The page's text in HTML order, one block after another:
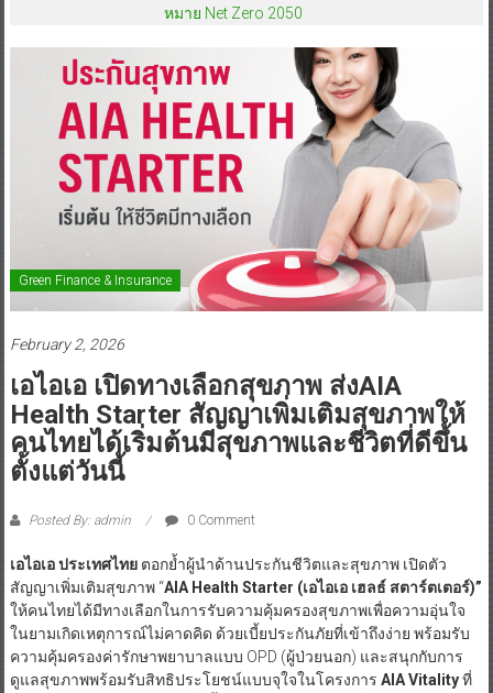
หมาย Net Zero 2050
Green Finance & Insurance
February 2, 2026
เอไอเอ เปิดทางเลือกสุขภาพ ส่งAIA
Health Starter สัญญาเพิ่มเติมสุขภาพให้
คนไทยได้เริ่มต้นมีสุขภาพและชีวิตที่ดีขึ้น
ตั้งแต่วันนี้
Posted By: admin 0 Comment
เอไอเอ ประเทศไทยตอกย้ำผู้นำด้านประกันชีวิตและสุขภาพ เปิดตัว
สัญญาเพิ่มเติมสุขภาพ “AIA Health Starter (เอไอเอ เฮลธ์ สตาร์ตเตอร์)”
ให้คนไทยได้มีทางเลือกในการรับความคุ้มครองสุขภาพเพื่อความอุ่นใจ
ในยามเกิดเหตุการณ์ไม่คาดคิด ด้วยเบี้ยประกันภัยที่เข้าถึงง่าย พร้อมรับ
ความคุ้มครองค่ารักษาพยาบาลแบบ OPD (ผู้ป่วยนอก) และสนุกกับการ
ดูแลสุขภาพพร้อมรับสิทธิประโยชน์แบบจุใจในโครงการ AIA Vitalityที่